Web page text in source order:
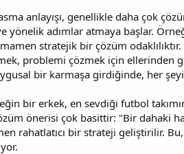
anlayışı, genellikle daha çok
yönelik adımlar atmaya başlar.
stratejik bir çözüm odaklılıktır.
problemi çözmek için ellerinden
bir karmaşa girdiğinde, her
bir erkek, en sevdiği futbol
önerisi çok basittir: "Bir dahaki
rahatlatıcı bir strateji geliştirilir.